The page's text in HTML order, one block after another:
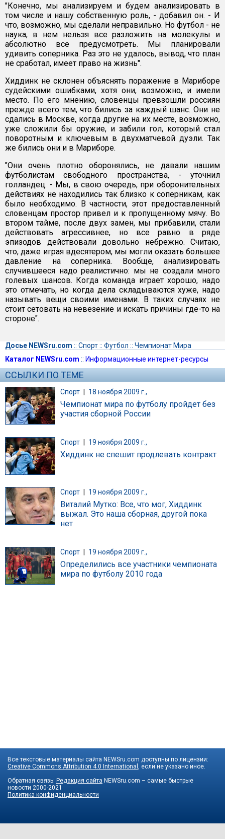
"Конечно, мы анализируем и будем анализировать в
том числе и нашу собственную роль, - добавил он. - И
что, возможно, мы сделали неправильно. Но футбол - не
наука, в нем нельзя все разложить на молекулы и
абсолютно все предусмотреть. Мы планировали
удивить соперника. Раз это не удалось, вывод, что план
не сработал, имеет право на жизнь".
Хиддинк не склонен объяснять поражение в Мариборе
судейскими ошибками, хотя они, возможно, и имели
место. По его мнению, словенцы превзошли россиян
прежде всего тем, что бились за каждый шанс. Они не
сдались в Москве, когда другие на их месте, возможно,
уже сложили бы оружие, и забили гол, который стал
поворотным и ключевым в двухматчевой дуэли. Так
же бились они и в Мариборе.
"Они очень плотно оборонялись, не давали нашим
футболистам свободного пространства, - уточнил
голландец. - Мы, в свою очередь, при оборонительных
действиях не находились так близко к соперникам, как
было необходимо. В частности, этот предоставленный
словенцам простор привел и к пропущенному мячу. Во
втором тайме, после двух замен, мы прибавили, стали
действовать агрессивнее, но все равно в ряде
эпизодов действовали довольно небрежно. Считаю,
что, даже играя вдесятером, мы могли оказать большее
давление на соперника. Вообще, анализировать
случившееся надо реалистично: мы не создали много
голевых шансов. Когда команда играет хорошо, надо
это отмечать, но когда дела складываются хуже, надо
называть вещи своими именами. В таких случаях не
стоит сетовать на невезение и искать причины где-то на
стороне".
Досье NEWSru.com :: Спорт:: Футбол :: Чемпионат Мира
Каталог NEWSru.com :: Информационные интернет-ресурсы
ССЫЛКИ ПО ТЕМЕ
Спорт | 18 ноября 2009 г.,
Чемпионат мира по футболу пройдет без
участия сборной России
Спорт 19 ноября 2009 г.,
Хиддинк не спешит продлевать контракт
Спорт 19 ноября 2009 г.,
Виталий Мутко: Все, что мог, Хиддинк
выжал. Это наша сборная, другой пока
нет
Спорт 19 ноября 2009 г.,
Определились все участники чемпионата
мира по футболу 2010 года
Все текстовые материалы сайта NEWSru.com доступны по лицензии:
Creative Commons Attribution 4.0 International , если не указано иное.
Обратная связь: Редакция сайта NEWSru.com – самые быстрые
новости 2000-2021
Политика конфиденциальности